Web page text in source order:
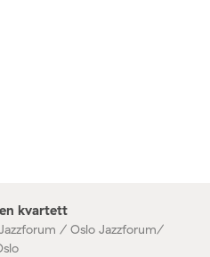
kvartett
/ Oslo Jazzforum/